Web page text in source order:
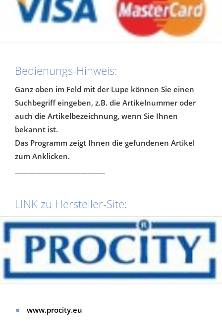
Bedienungs-Hinweis:
Ganz oben im Feld mit der Lupe können Sie einen
Suchbegriff eingeben, z.B. die Artikelnummer oder
auch die Artikelbezeichnung, wenn Sie Ihnen
bekannt ist.
Das Programm zeigt Ihnen die gefundenen Artikel
zum Anklicken.
LINK zu Hersteller-Site:
www.procity.eu